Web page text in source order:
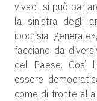
vivaci, si può
la sinistra degli
ipocrisia generale»,
facciano da
del Paese. Così
essere
come di fronte